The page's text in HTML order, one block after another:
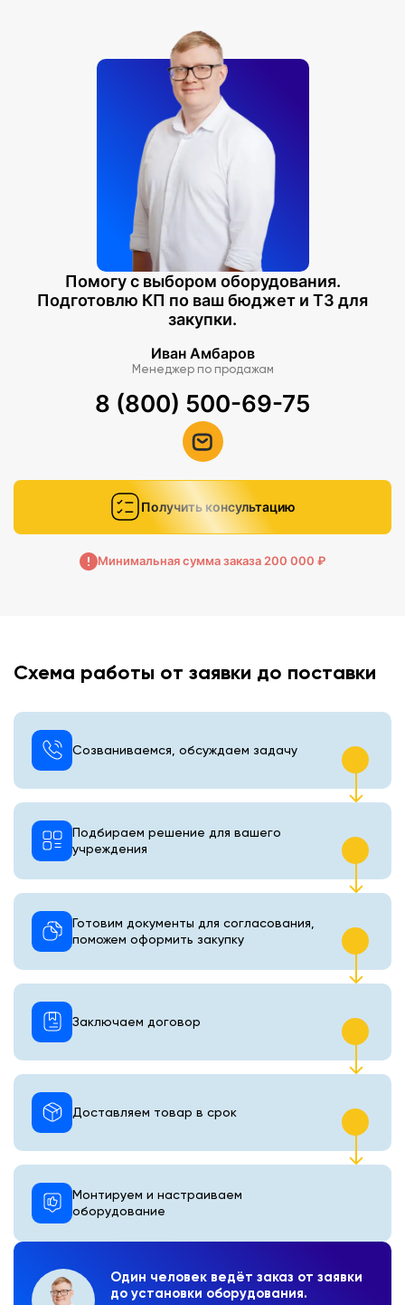
Помогу с выбором оборудования.
Подготовлю КП по ваш бюджет и ТЗ для
закупки.
Иван Амбаров
Менеджер по продажам
8 (800) 500-69-75
Получить консультацию
Минимальная сумма заказа 200 000 ₽
Схема работы от заявки до поставки
Один человек ведёт заказ от заявки
до установки оборудования.
Созваниваемся, обсуждаем задачу
Подбираем решение для вашего
учреждения
Готовим документы для согласования,
поможем оформить закупку
Монтируем и настраиваем
оборудование
Доставляем товар в срок
Заключаем договор